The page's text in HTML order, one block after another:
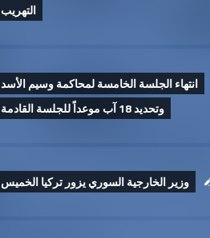
التهريب
انتهاء الجلسة الخامسة لمحاكمة وسيم الأسد
وتحديد 18 آب موعداً للجلسة القادمة
وزير الخارجية السوري يزور تركيا الخميس